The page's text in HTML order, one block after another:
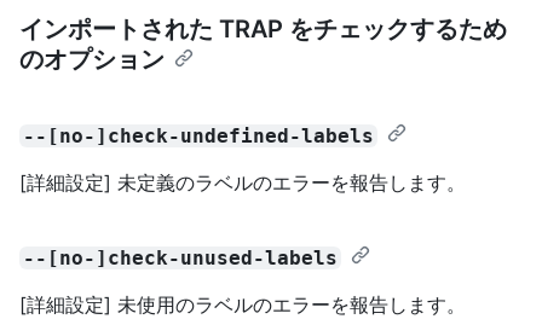
インポートされた TRAP をチェックするため
のオプション
--[no-]check-undefined-labels
[詳細設定] 未定義のラベルのエラーを報告します。
--[no-]check-unused-labels
[詳細設定] 未使用のラベルのエラーを報告します。